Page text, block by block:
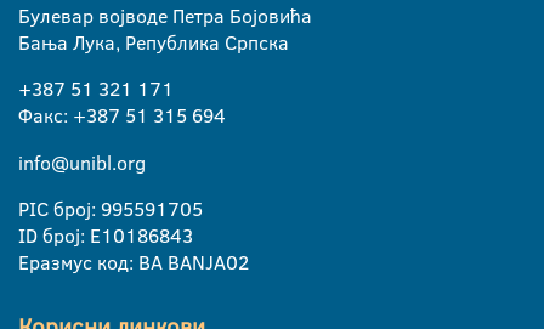
Булевар војводе Петра Бојовића
Бања Лука, Република Српска
+387 51 321 171
Факс: +387 51 315 694
info@unibl.org
PIC број: 995591705
ID број: E10186843
Еразмус код: BA BANJA02